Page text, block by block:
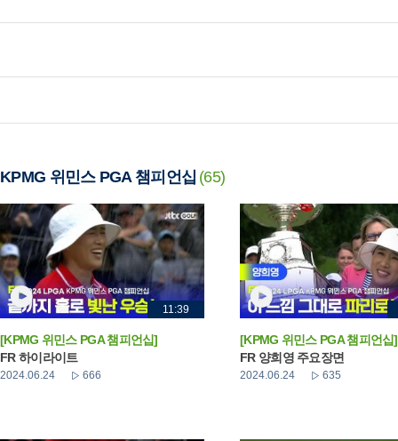
KPMG 위민스 PGA 챔피언십 (65)
11:39
[KPMG 위민스 PGA 챔피언십]
FR 하이라이트
2024.06.24 666
[KPMG 위민스 PGA 챔피언십]
FR 양희영 주요장면
2024.06.24 635